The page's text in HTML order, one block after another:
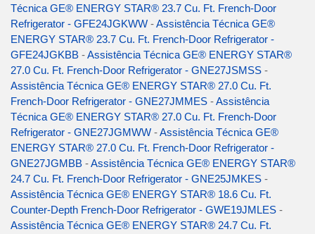
Técnica GE® ENERGY STAR® 23.7 Cu. Ft. French-Door
Refrigerator - GFE24JGKWW -Assistência Técnica GE®
ENERGY STAR® 23.7 Cu. Ft. French-Door Refrigerator -
GFE24JGKBB -Assistência Técnica GE® ENERGY STAR®
27.0 Cu. Ft. French-Door Refrigerator - GNE27JSMSS -
Assistência Técnica GE® ENERGY STAR® 27.0 Cu. Ft.
French-Door Refrigerator - GNE27JMMES -Assistência
Técnica GE® ENERGY STAR® 27.0 Cu. Ft. French-Door
Refrigerator - GNE27JGMWW -Assistência Técnica GE®
ENERGY STAR® 27.0 Cu. Ft. French-Door Refrigerator -
GNE27JGMBB -Assistência Técnica GE® ENERGY STAR®
24.7 Cu. Ft. French-Door Refrigerator - GNE25JMKES -
Assistência Técnica GE® ENERGY STAR® 18.6 Cu. Ft.
Counter-Depth French-Door Refrigerator - GWE19JMLES -
Assistência Técnica GE® ENERGY STAR® 24.7 Cu. Ft.